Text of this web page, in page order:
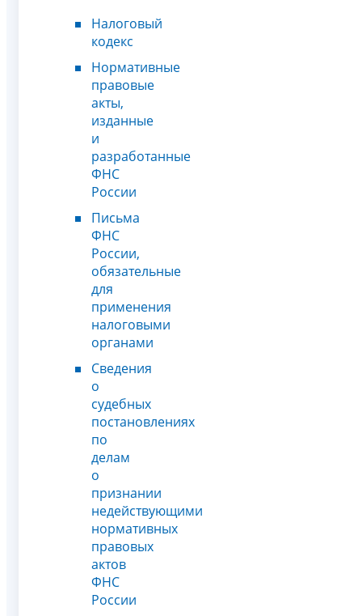
Налоговый
кодекс
Нормативные
правовые
акты,
изданные
и
разработанные
ФНС
России
Письма
ФНС
России,
обязательные
для
применения
налоговыми
органами
Сведения
о
судебных
постановлениях
по
делам
о
признании
недействующими
нормативных
правовых
актов
ФНС
России